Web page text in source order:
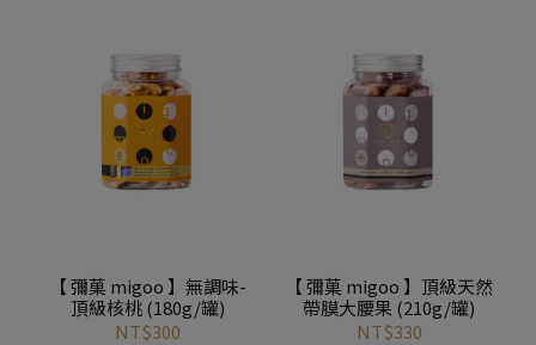
【 彌菓 migoo 】無調味-
頂級核桃 (180g/罐)
NT$300
【 彌菓 migoo 】頂級天然
帶膜大腰果 (210g/罐)
NT$330